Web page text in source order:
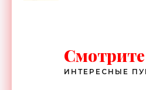
ИНТЕРЕСНЫЕ